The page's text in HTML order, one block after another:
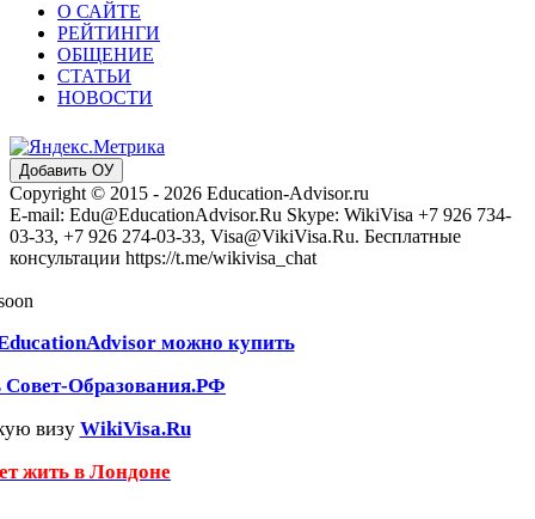
О САЙТЕ
РЕЙТИНГИ
ОБЩЕНИЕ
СТАТЬИ
НОВОСТИ
Добавить ОУ
Copyright © 2015 - 2026 Education-Advisor.ru
E-mail: Edu@EducationAdvisor.Ru Skype: WikiVisa +7 926 734-
03-33, +7 926 274-03-33, Visa@VikiVisa.Ru. Бесплатные
консультации https://t.me/wikivisa_chat
можно купить
Совет-Образования.РФ
визу WikiVisa.Ru
жить в Лондоне